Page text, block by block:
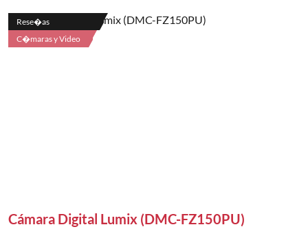
Rese�as
C�maras y Video
Cámara Digital Lumix (DMC-FZ150PU)